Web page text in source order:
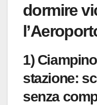
dormire
1)
stazione:
senza